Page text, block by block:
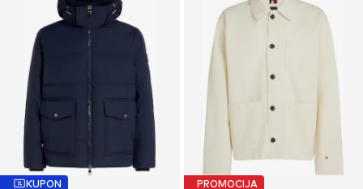
KUPON PROMOCIJA